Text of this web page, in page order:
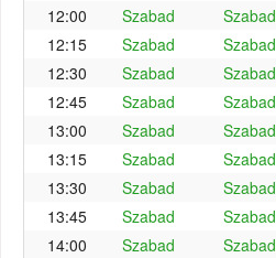
12:00
Szabad Szabad
12:15
Szabad Szabad
12:30
Szabad Szabad
12:45
Szabad Szabad
13:00
Szabad Szabad
13:15
Szabad Szabad
13:30
Szabad Szabad
13:45
Szabad Szabad
14:00
Szabad Szabad